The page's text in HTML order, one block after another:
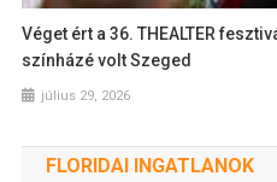
Véget ért a 36. THEALTER
színházé volt Szeged
július 29, 2026
FLORIDAI INGATLANOK